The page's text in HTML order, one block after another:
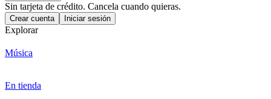
Sin tarjeta de crédito. Cancela cuando quieras.
Crear cuenta Iniciar sesión
Explorar
Música
En tienda